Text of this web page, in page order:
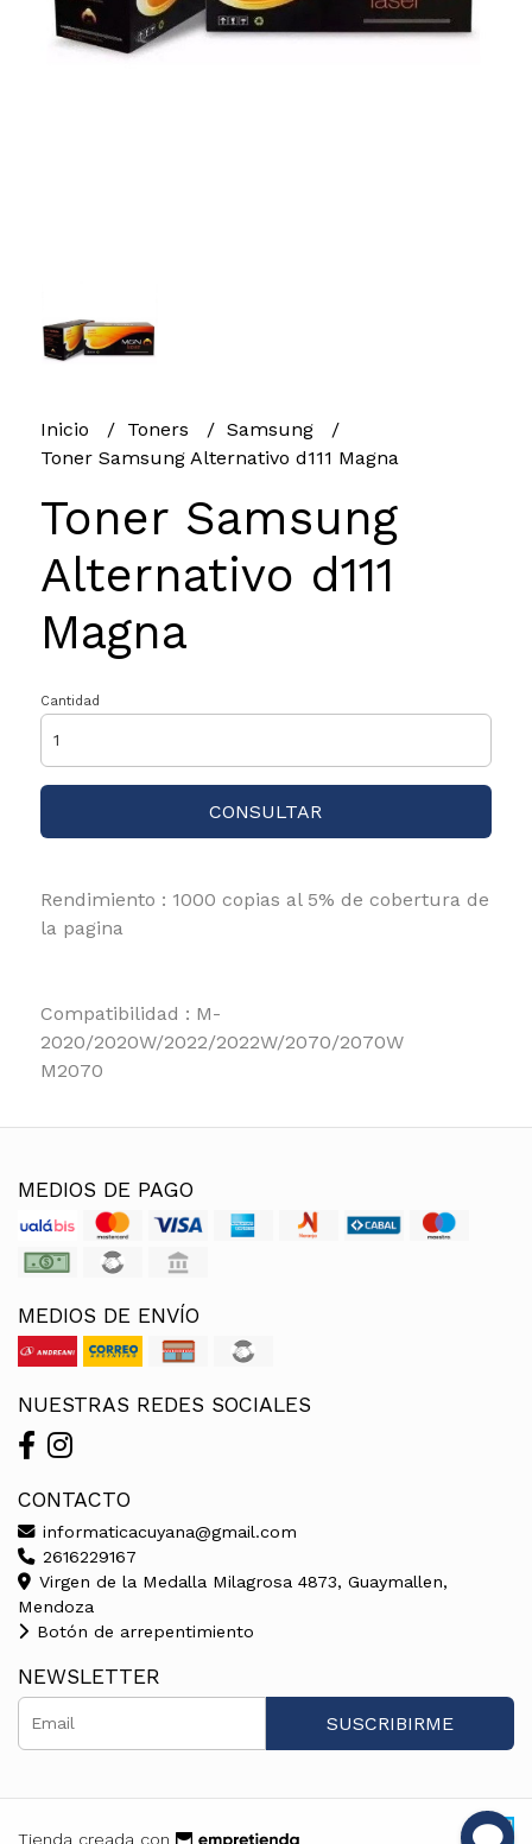
Inicio Toners
Samsung
Toner Samsung Alternativo d111 Magna
Toner Samsung
Alternativo d111
Magna
Cantidad
CONSULTAR
Rendimiento : 1000 copias al 5% de cobertura de
la pagina
Compatibilidad : M-
2020/2020W/2022/2022W/2070/2070W
M2070
MEDIOS DE PAGO
MEDIOS DE ENVÍO
NUESTRAS REDES SOCIALES
CONTACTO
informaticacuyana@gmail.com
2616229167
Virgen de la Medalla Milagrosa 4873, Guaymallen,
Mendoza
Botón de arrepentimiento
NEWSLETTER
SUSCRIBIRME
Tienda creada con